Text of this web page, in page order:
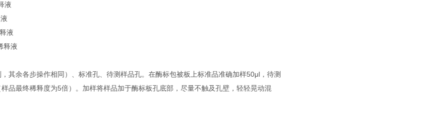
液
液
释液
其余各步操作相同）、标准孔、待测样品孔。在酶标包被板上标准品准确加样50μl，待测
品最终稀释度为5倍）。加样将样品加于酶标板孔底部，尽量不触及孔壁，轻轻晃动混